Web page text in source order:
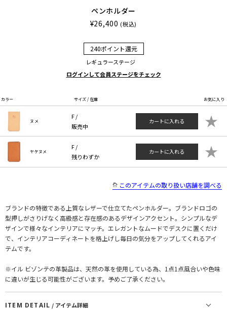
ペンホルダー
¥26,400 (税込)
240ポイント還元
レギュラーステージ
ログインして会員ステージをチェック
カラー サイズ / 在庫 お気に入り
ヌメ
F /
販売中
カートに入れる ★
ヤケヌメ
F /
残りわずか
カートに入れる ★
このアイテムの取り扱い店舗を調べる
ブランドの特徴である上質なレザーで仕立てたペンホルダー。ブランドロゴの
型押しがさりげなく高級感と存在感のあるデザインアクセント。シンプルなデ
ザインで様々なインテリアにマッチ。エレガントなムードでデスクに置くだけ
で、インテリアコーディネートを格上げし毎日の気分をアップしてくれるアイ
テムです。
※イル ビゾンテの革製品は、天然の革を使用している為、1点1点風合いや色味
に違いが生じる可能性がございます。予めご了承ください。
ITEM DETAIL / アイテム詳細